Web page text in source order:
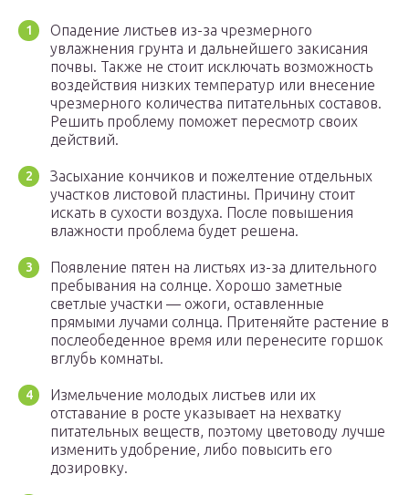
Опадение листьев из-за чрезмерного
увлажнения грунта и дальнейшего закисания
почвы. Также не стоит исключать возможность
воздействия низких температур или внесение
чрезмерного количества питательных составов.
Решить проблему поможет пересмотр своих
действий.
Засыхание кончиков и пожелтение отдельных
участков листовой пластины. Причину стоит
искать в сухости воздуха. После повышения
влажности проблема будет решена.
Появление пятен на листьях из-за длительного
пребывания на солнце. Хорошо заметные
светлые участки — ожоги, оставленные
прямыми лучами солнца. Притеняйте растение в
послеобеденное время или перенесите горшок
вглубь комнаты.
Измельчение молодых листьев или их
отставание в росте указывает на нехватку
питательных веществ, поэтому цветоводу лучше
изменить удобрение, либо повысить его
дозировку.